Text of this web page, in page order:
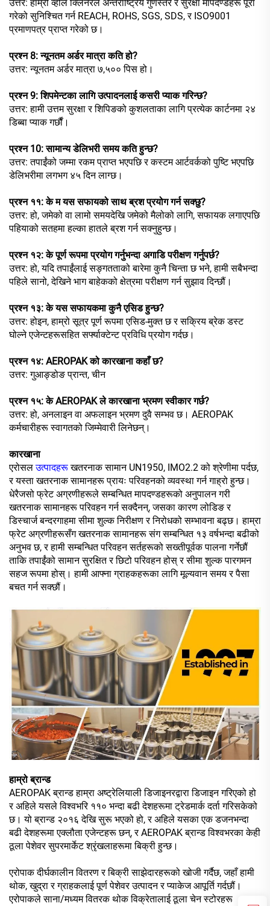
उत्तर: हाम्रो व्हील क्लिनरले अन्तर्राष्ट्रिय गुणस्तर र सुरक्षा मापदण्डहरू पूरा
गरेको सुनिश्चित गर्न REACH, ROHS, SGS, SDS, र ISO9001
प्रमाणपत्र प्राप्त गरेको छ।
प्रश्न 8: न्यूनतम अर्डर मात्रा कति हो?
उत्तर: न्यूनतम अर्डर मात्रा ७,५०० पिस हो।
प्रश्न 9: शिपमेन्टका लागि उत्पादनलाई कसरी प्याक गरिन्छ?
उत्तर: हामी उत्तम सुरक्षा र शिपिङको कुशलताका लागि प्रत्येक कार्टनमा २४
डिब्बा प्याक गर्छौं।
प्रश्न 10: सामान्य डेलिभरी समय कति हुन्छ?
उत्तर: तपाईंको जम्मा रकम प्राप्त भएपछि र कस्टम आर्टवर्कको पुष्टि भएपछि
डेलिभरीमा लगभग ४५ दिन लाग्छ।
प्रश्न ११: के म यस सफायको साथ ब्रश प्रयोग गर्न सक्छु?
उत्तर: हो, जमेको वा लामो समयदेखि जमेको मैलोको लागि, सफायक लगाएपछि
पहियाको सतहमा हल्का हातले ब्रश गर्न सक्नुहुन्छ।
प्रश्न १२: के पूर्ण रूपमा प्रयोग गर्नुभन्दा अगाडि परीक्षण गर्नुपर्छ?
उत्तर: हो, यदि तपाईंलाई सङ्गतताको बारेमा कुनै चिन्ता छ भने, हामी सबैभन्दा
पहिले सानो, देखिने भाग बाहेकको क्षेत्रमा परीक्षण गर्न सुझाव दिन्छौं।
प्रश्न १३: के यस सफायकमा कुनै एसिड हुन्छ?
उत्तर: होइन, हाम्रो सूत्र पूर्ण रूपमा एसिड-मुक्त छ र सक्रिय ब्रेक डस्ट
घोल्ने एजेन्टहरूसहित सर्फ्याक्टेन्ट प्रविधि प्रयोग गर्दछ।
प्रश्न १४: AEROPAK को कारखाना कहाँ छ?
उत्तर: गुआङ्डोङ प्रान्त, चीन
प्रश्न १५: के AEROPAK ले कारखाना भ्रमण स्वीकार गर्छ?
उत्तर: हो, अनलाइन वा अफलाइन भ्रमण दुवै सम्भव छ। AEROPAK
कर्मचारीहरू स्वागतको जिम्मेवारी लिनेछन्।
कारखाना
एरोसलउत्पादहरूखतरनाक सामान UN1950, IMO2.2 को श्रेणीमा पर्दछ,
र यस्ता खतरनाक सामानहरू प्रायः परिवहनको व्यवस्था गर्न गाह्रो हुन्छ।
धेरैजसो फ्रेट अग्रणीहरूले सम्बन्धित मापदण्डहरूको अनुपालन गरी
खतरनाक सामानहरू परिवहन गर्न सक्दैनन्, जसका कारण लोडिङ र
डिस्चार्ज बन्दरगाहमा सीमा शुल्क निरीक्षण र निरोधको सम्भावना बढ्छ। हाम्रा
फ्रेट अग्रणीहरूसँग खतरनाक सामानहरू संग सम्बन्धित १३ वर्षभन्दा बढीको
अनुभव छ, र हामी सम्बन्धित परिवहन सर्तहरूको सख्तीपूर्वक पालना गर्नेछौं
ताकि तपाईंको सामान सुरक्षित र छिटो परिवहन होस् र सीमा शुल्क पारगमन
सहज रूपमा होस्। हामी आफ्ना ग्राहकहरूका लागि मूल्यवान समय र पैसा
बचत गर्न सक्छौं।
हाम्रो ब्रान्ड
AEROPAK ब्रान्ड हाम्रा अष्ट्रेलियाली डिजाइनरद्वारा डिजाइन गरिएको हो
र अहिले यसले विश्वभरि ११० भन्दा बढी देशहरूमा ट्रेडमार्क दर्ता गरिसकेको
छ। यो ब्रान्ड २०१६ देखि सुरू भएको हो, र अहिले यसका एक डजनभन्दा
बढी देशहरूमा एक्लौता एजेन्टहरू छन्, र AEROPAK ब्रान्ड विश्वभरका केही
ठूला पेशेवर सुपरमार्केट श्रृंखलाहरूमा बिक्री हुन्छ।
एरोपाक दीर्घकालीन वितरण र बिक्री साझेदारहरूको खोजी गर्दैछ, जहाँ हामी
थोक, खुद्रा र ग्राहकलाई पूर्ण पेशेवर उत्पादन र प्याकेज आपूर्ति गर्दछौं।
एरोपाकले साना/मध्यम वितरक थोक विक्रेतालाई ठूला चेन स्टोरहरू